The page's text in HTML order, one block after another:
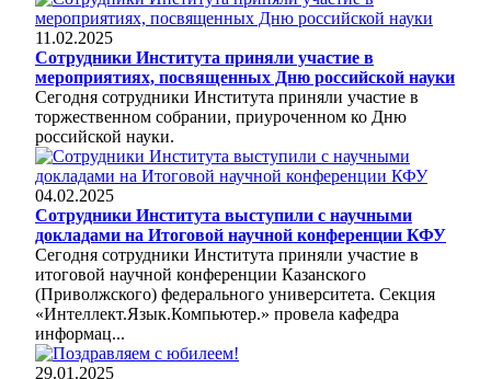
11.02.2025
Сотрудники Института приняли участие в
мероприятиях, посвященных Дню российской науки
Сегодня сотрудники Института приняли участие в
торжественном собрании, приуроченном ко Дню
российской науки.
04.02.2025
Сотрудники Института выступили с научными
докладами на Итоговой научной конференции КФУ
Сегодня сотрудники Института приняли участие в
итоговой научной конференции Казанского
(Приволжского) федерального университета. Секция
«Интеллект.Язык.Компьютер.» провела кафедра
информац...
29.01.2025